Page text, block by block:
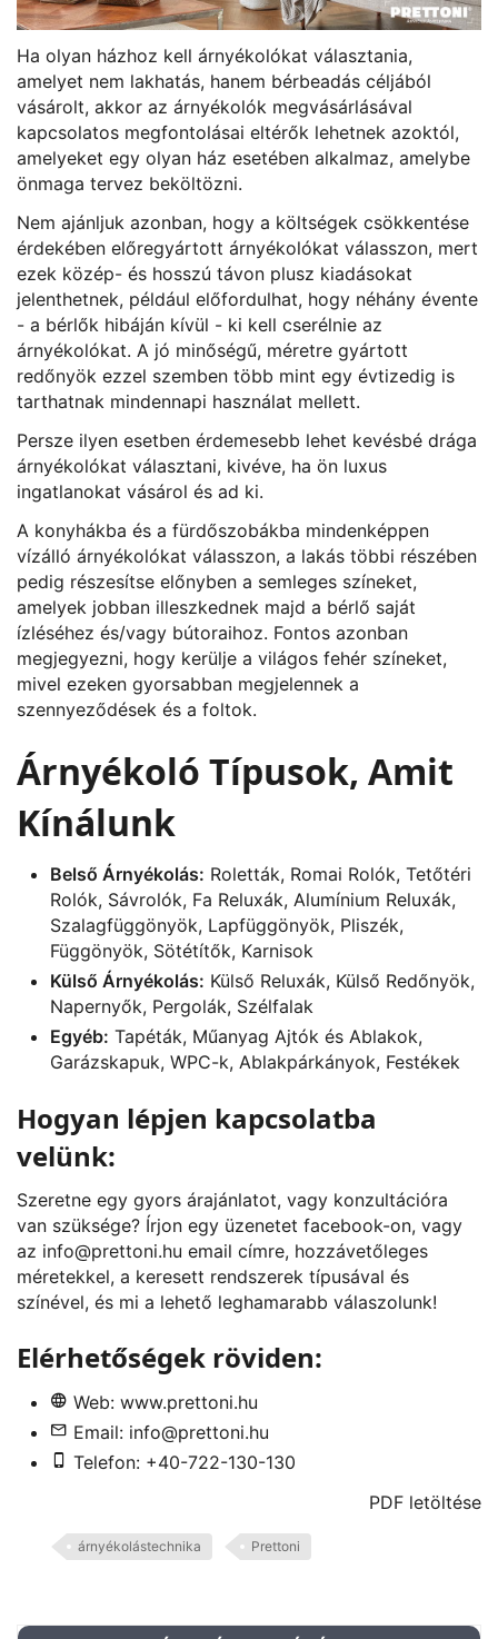
Ha olyan házhoz kell árnyékolókat választania,
amelyet nem lakhatás, hanem bérbeadás céljából
vásárolt, akkor az árnyékolók megvásárlásával
kapcsolatos megfontolásai eltérők lehetnek azoktól,
amelyeket egy olyan ház esetében alkalmaz, amelybe
önmaga tervez beköltözni.
Nem ajánljuk azonban, hogy a költségek csökkentése
érdekében előregyártott árnyékolókat válasszon, mert
ezek közép- és hosszú távon plusz kiadásokat
jelenthetnek, például előfordulhat, hogy néhány évente
- a bérlők hibáján kívül - ki kell cserélnie az
árnyékolókat. A jó minőségű, méretre gyártott
redőnyök ezzel szemben több mint egy évtizedig is
tarthatnak mindennapi használat mellett.
Persze ilyen esetben érdemesebb lehet kevésbé drága
árnyékolókat választani, kivéve, ha ön luxus
ingatlanokat vásárol és ad ki.
A konyhákba és a fürdőszobákba mindenképpen
vízálló árnyékolókat válasszon, a lakás többi részében
pedig részesítse előnyben a semleges színeket,
amelyek jobban illeszkednek majd a bérlő saját
ízléséhez és/vagy bútoraihoz. Fontos azonban
megjegyezni, hogy kerülje a világos fehér színeket,
mivel ezeken gyorsabban megjelennek a
szennyeződések és a foltok.
Árnyékoló Típusok, Amit
Kínálunk
Belső Árnyékolás: Roletták, Romai Rolók, Tetőtéri
Rolók, Sávrolók, Fa Reluxák, Alumínium Reluxák,
Szalagfüggönyök, Lapfüggönyök, Pliszék,
Függönyök, Sötétítők, Karnisok
Külső Árnyékolás: Külső Reluxák, Külső Redőnyök,
Napernyők, Pergolák, Szélfalak
Egyéb: Tapéták, Műanyag Ajtók és Ablakok,
Garázskapuk, WPC-k, Ablakpárkányok, Festékek
Hogyan lépjen kapcsolatba
velünk:
Szeretne egy gyors árajánlatot, vagy konzultációra
van szüksége? Írjon egy üzenetet facebook-on, vagy
az info@prettoni.hu email címre, hozzávetőleges
méretekkel, a keresett rendszerek típusával és
színével, és mi a lehető leghamarabb válaszolunk!
Elérhetőségek röviden:
Web: www.prettoni.hu
Email: info@prettoni.hu
Telefon: +40-722-130-130
PDF letöltése
árnyékolástechnika Prettoni